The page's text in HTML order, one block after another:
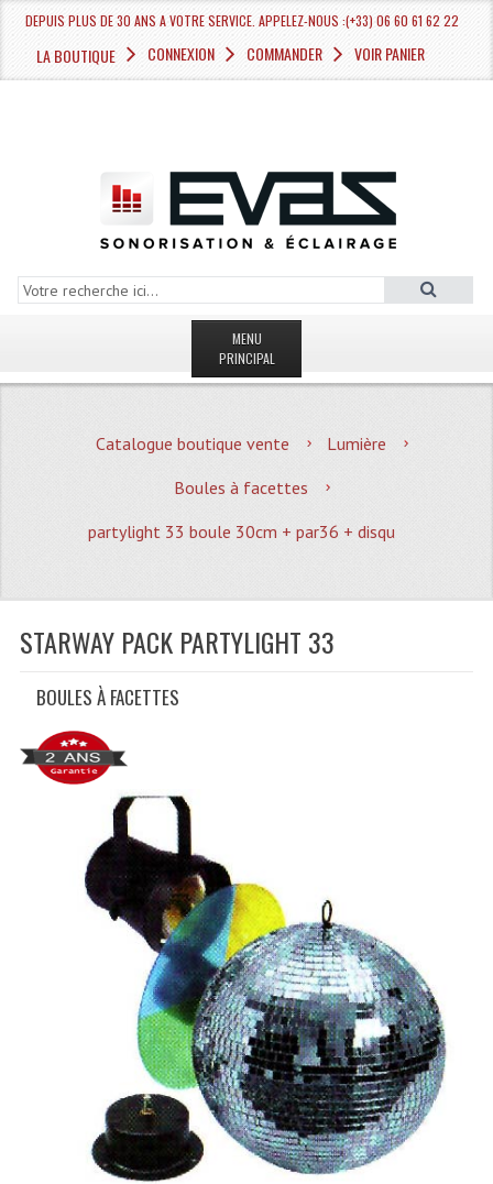
DEPUIS PLUS DE 30 ANS A VOTRE SERVICE. APPELEZ-NOUS :(+33) 06 60 61 62 22
LA BOUTIQUE CONNEXION COMMANDER VOIR PANIER
MENU
PRINCIPAL
MAGASIN
Quoi De Neuf?
Promotions
Location De Matériel
CATÉGORIES
Sonorisation
Accessoires Pieds Cellules Diamants
Accessoires Enceintes
Accessoires Micro, Pieds De Régie
Cellule (s)
Diamants
Pieds D'enceintes
Catalogue boutique vente
Lumière
Boules à facettes
partylight 33 boule 30cm + par36 + disqu
STARWAY PACK PARTYLIGHT 33
BOULES À FACETTES